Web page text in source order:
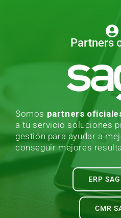
Partners
Somos partners
a tu servicio soluciones
gestión para ayudar a
conseguir mejores
ERP
CMR